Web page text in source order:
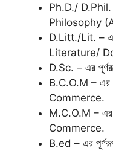
Ph.D./
Philosophy
D.Litt./Lit. –
Literature/
D.Sc. – এর
B.C.O.M –
Commerce.
M.C.O.M –
Commerce.
B.ed – এর